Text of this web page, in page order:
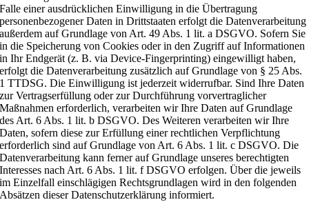
Falle einer ausdrücklichen Einwilligung in die Übertragung
personenbezogener Daten in Drittstaaten erfolgt die Datenverarbeitung
außerdem auf Grundlage von Art. 49 Abs. 1 lit. a DSGVO. Sofern Sie
in die Speicherung von Cookies oder in den Zugriff auf Informationen
in Ihr Endgerät (z. B. via Device-Fingerprinting) eingewilligt haben,
erfolgt die Datenverarbeitung zusätzlich auf Grundlage von § 25 Abs.
1 TTDSG. Die Einwilligung ist jederzeit widerrufbar. Sind Ihre Daten
zur Vertragserfüllung oder zur Durchführung vorvertraglicher
Maßnahmen erforderlich, verarbeiten wir Ihre Daten auf Grundlage
des Art. 6 Abs. 1 lit. b DSGVO. Des Weiteren verarbeiten wir Ihre
Daten, sofern diese zur Erfüllung einer rechtlichen Verpflichtung
erforderlich sind auf Grundlage von Art. 6 Abs. 1 lit. c DSGVO. Die
Datenverarbeitung kann ferner auf Grundlage unseres berechtigten
Interesses nach Art. 6 Abs. 1 lit. f DSGVO erfolgen. Über die jeweils
im Einzelfall einschlägigen Rechtsgrundlagen wird in den folgenden
Absätzen dieser Datenschutzerklärung informiert.